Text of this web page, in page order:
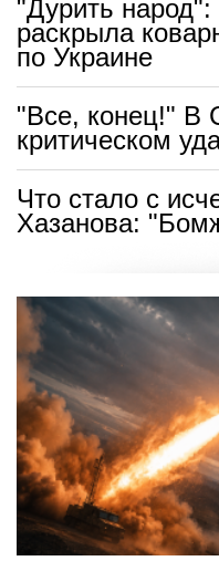
"Дурить народ":
раскрыла
по Украине
"Все, конец!" В
критическом
Что стало с
Хазанова: